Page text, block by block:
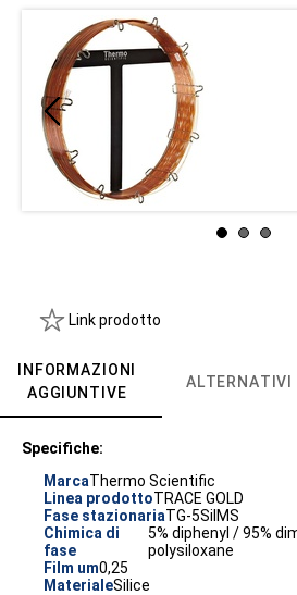
Link prodotto
INFORMAZIONI
AGGIUNTIVE
ALTERNATIVI
Specifiche:
MarcaThermo Scientific
Linea prodottoTRACE GOLD
Fase stazionariaTG-5SilMS
Chimica di
fase
5% diphenyl / 95%
polysiloxane
Film um0,25
MaterialeSilice